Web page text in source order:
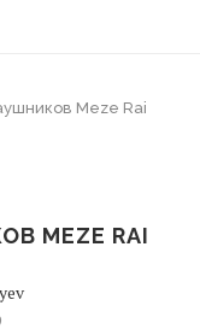
Meze Rai
MEZE RAI